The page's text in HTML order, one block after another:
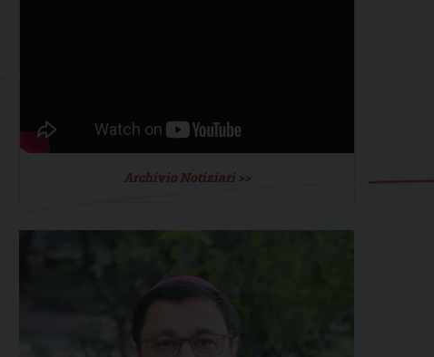
Archivio Notiziari >>